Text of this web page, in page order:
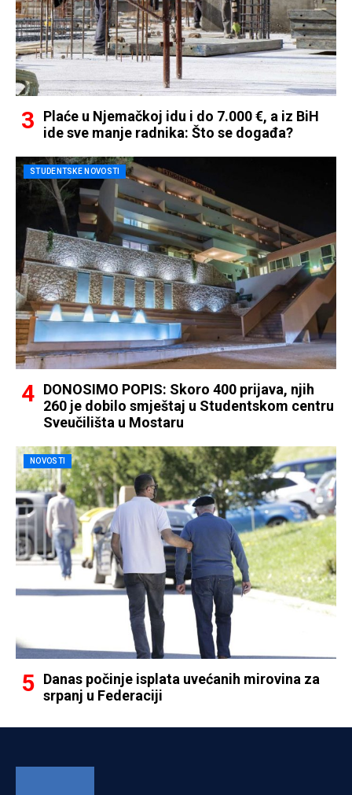
Plaće u Njemačkoj idu i do 7.000 €, a iz BiH
ide sve manje radnika: Što se događa?
STUDENTSKE NOVOSTI
DONOSIMO POPIS: Skoro 400 prijava, njih
260 je dobilo smještaj u Studentskom centru
Sveučilišta u Mostaru
NOVOSTI
Danas počinje isplata uvećanih mirovina za
srpanj u Federaciji